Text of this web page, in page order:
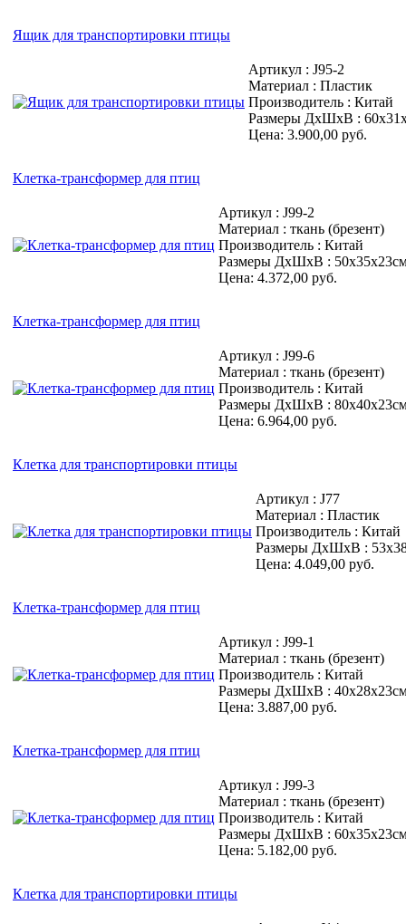
Ящик для транспортировки птицы
Артикул : J95-2
Материал : Пластик
Производитель : Китай
Размеры ДхШхВ :
Цена: 3.900,00 руб.
Клетка-трансформер для птиц
Артикул : J99-2
Материал : ткань (брезент)
Производитель : Китай
Размеры ДхШхВ :
Цена: 4.372,00 руб.
Клетка-трансформер для птиц
Артикул : J99-6
Материал : ткань (брезент)
Производитель : Китай
Размеры ДхШхВ :
Цена: 6.964,00 руб.
Клетка для транспортировки птицы
Артикул : J77
Материал : Пластик
Производитель : Китай
Размеры ДхШхВ :
Цена: 4.049,00 руб.
Клетка-трансформер для птиц
Артикул : J99-1
Материал : ткань (брезент)
Производитель : Китай
Размеры ДхШхВ :
Цена: 3.887,00 руб.
Клетка-трансформер для птиц
Артикул : J99-3
Материал : ткань (брезент)
Производитель : Китай
Размеры ДхШхВ :
Цена: 5.182,00 руб.
Клетка для транспортировки птицы